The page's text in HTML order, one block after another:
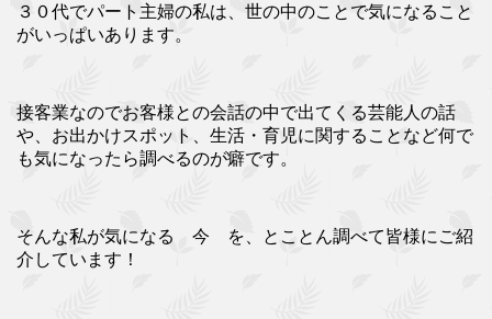
３０代でパート主婦の私は、世の中のことで気になること
がいっぱいあります。
接客業なのでお客様との会話の中で出てくる芸能人の話
や、お出かけスポット、生活・育児に関することなど何で
も気になったら調べるのが癖です。
そんな私が気になる 今 を、とことん調べて皆様にご紹
介しています！